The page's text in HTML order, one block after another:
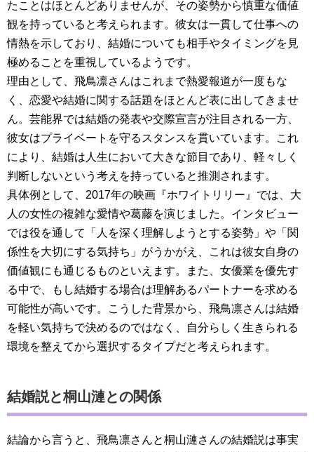
たことはほとんどありませんが、その姿勢から慎重な価値
観を持っていると考えられます。彼女は一貫して仕事への
情熱を示しており、結婚についても相手やタイミングを見
極めることを重視しているようです。
理由として、飛鳥凛さんはこれまで熱愛報道が一度もな
く、恋愛や結婚に関する話題をほとんど表に出してきませ
ん。芸能界では結婚の発表や交際宣言が注目される一方、
彼女はプライベートを守るスタンスを貫いています。これ
により、結婚は人生において大きな節目であり、軽々しく
判断しないという考えを持っていると推測されます。
具体例として、2017年の映画『ホワイトリリー』では、大
人の女性の複雑な愛情や葛藤を演じました。インタビュー
では役を通して「人を深く理解しようとする姿勢」や「関
係性を大切にする気持ち」がうかがえ、これは彼女自身の
価値観にも通じるものといえます。また、女優業を優先す
る中で、もし結婚する場合は理解あるパートナーを求める
可能性が高いです。こうした背景から、飛鳥凛さんは結婚
を軽い気持ちで決めるのではなく、自分らしく生きられる
環境を整えてから選択するタイプだと考えられます。
結婚説と桐山漣との関係
結論から言うと、飛鳥凛さんと桐山漣さんの結婚説は事実